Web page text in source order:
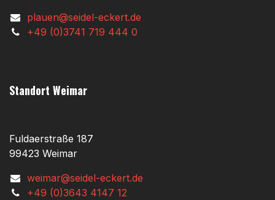
plauen@seidel-eckert.de
+49 (0)3741 719 444 0
Standort Weimar
Fuldaerstraße 187
99423 Weimar
weimar@seidel-eckert.de
+49 (0)3643 4147 12